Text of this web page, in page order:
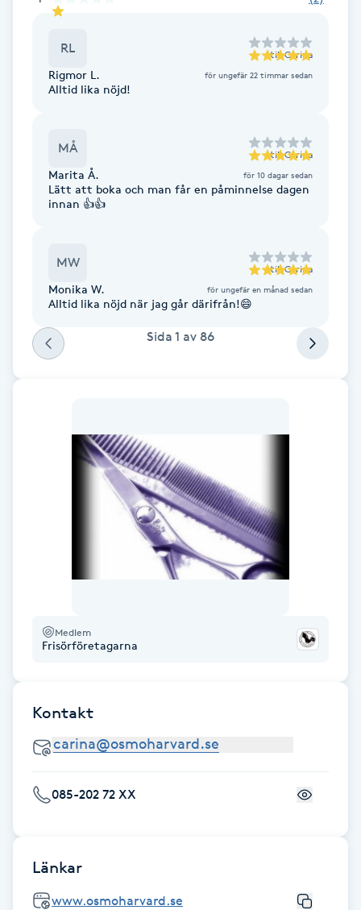
Fotsvamp
Fransborttagning
Fransfärgning
Fransförlängning Megavolym
Fransförlängning Volym
Fransk manikyr
Frekvensterapi
Funktionsanalys
Föning
Gel naglar
Gellack
RL till Carina
Rigmor L. för ungefär 22 timmar sedan
Alltid lika nöjd!
MÅ till Carina
Marita Å. för 10 dagar sedan
Lätt att boka och man får en påminnelse dagen
innan 👍👍
MW till Carina
Monika W. för ungefär en månad sedan
Alltid lika nöjd när jag går därifrån!😄
Sida 1 av 86
Medlem
Frisörföretagarna
Kontakt
085-202 72 XX
Länkar
www.osmoharvard.se